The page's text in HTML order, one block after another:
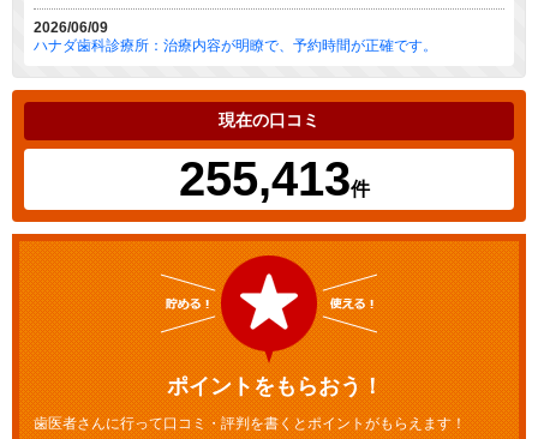
2026/06/09
ハナダ歯科診療所：治療内容が明瞭で、予約時間が正確です。
現在の口コミ
255,413件
ポイントをもらおう！
歯医者さんに行って口コミ・評判を書くとポイントがもらえます！